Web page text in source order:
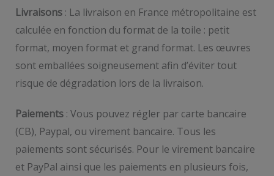
Livraisons: La livraison en France métropolitaine est
calculée en fonction du format de la toile : petit
format, moyen format et grand format. Les œuvres
sont emballées soigneusement afin d’éviter tout
risque de dégradation lors de la livraison.
Paiements: Vous pouvez régler par carte bancaire
(CB), Paypal, ou virement bancaire. Tous les
paiements sont sécurisés. Pour le virement bancaire
et PayPal ainsi que les paiements en plusieurs fois,